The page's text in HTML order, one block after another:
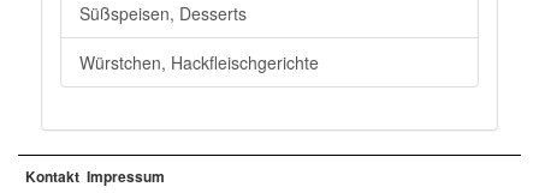
Süßspeisen, Desserts
Würstchen, Hackfleischgerichte
Kontakt Impressum